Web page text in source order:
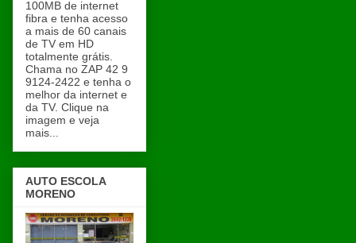
100MB de internet
fibra e tenha acesso
a mais de 60 canais
de TV em HD
totalmente grátis.
Chama no ZAP 42 9
9124-2422 e tenha o
melhor da internet e
da TV. Clique na
imagem e veja
mais...
AUTO ESCOLA
MORENO